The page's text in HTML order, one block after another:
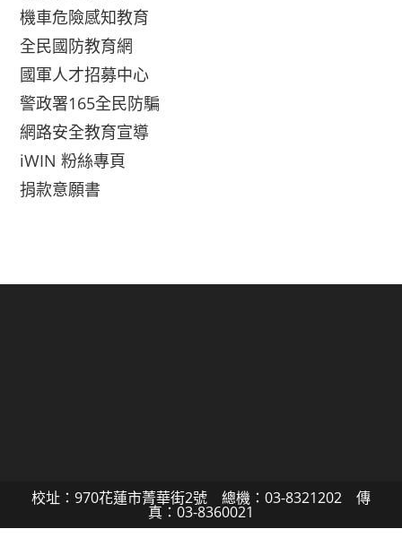
機車危險感知教育
全民國防教育網
國軍人才招募中心
警政署165全民防騙
網路安全教育宣導
iWIN 粉絲專頁
捐款意願書
校址：970花蓮市菁華街2號 總機：03-8321202 傳
真：03-8360021